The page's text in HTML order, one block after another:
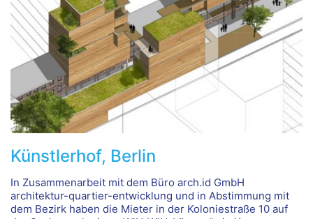
Künstlerhof, Berlin
In Zusammenarbeit mit dem Büro arch.id GmbH
architektur-quartier-entwicklung und in Abstimmung mit
dem Bezirk haben die Mieter in der Koloniestraße 10 auf